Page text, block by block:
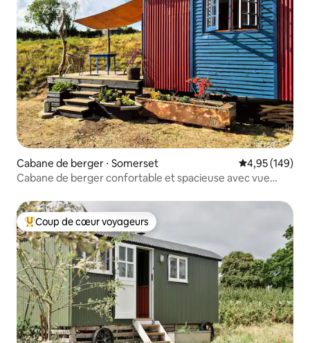
Cabane de berger ⋅ Somerset Évaluation
4,95 (149)
Cabane de berger confortable et spacieuse avec vue
Coups de cœur voyageurs les plus appréciés
Coup de cœur voyageurs